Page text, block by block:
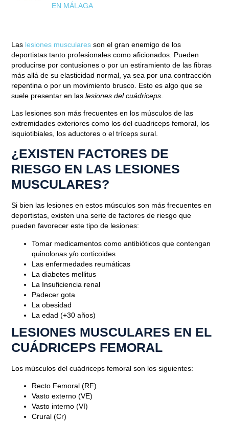
EN MÁLAGA
Las lesiones musculares son el gran enemigo de los
deportistas tanto profesionales como aficionados. Pueden
producirse por contusiones o por un estiramiento de las fibras
más allá de su elasticidad normal, ya sea por una contracción
repentina o por un movimiento brusco. Esto es algo que se
suele presentar en laslesiones del cuádriceps
Las lesiones son más frecuentes en los músculos de las
extremidades exteriores como los del cuadriceps femoral, los
isquiotibiales, los aductores o el tríceps sural.
¿EXISTEN FACTORES DE
RIESGO EN LAS LESIONES
MUSCULARES?
Si bien las lesiones en estos músculos son más frecuentes en
deportistas, existen una serie de factores de riesgo que
pueden favorecer este tipo de lesiones:
Tomar medicamentos como antibióticos que contengan
quinolonas y/o corticoides
Las enfermedades reumáticas
La diabetes mellitus
La Insuficiencia renal
Padecer gota
La obesidad
La edad (+30 años)
LESIONES MUSCULARES EN EL
CUÁDRICEPS FEMORAL
Los músculos del cuádriceps femoral son los siguientes:
Recto Femoral (RF)
Vasto externo (VE)
Vasto interno (VI)
Crural (Cr)